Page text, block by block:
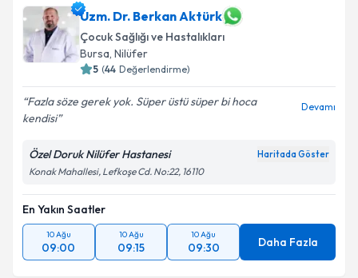
Uzm. Dr. Berkan Aktürk
Çocuk Sağlığı ve Hastalıkları
Bursa, Nilüfer
5 (44 Değerlendirme)
Fazla söze gerek yok. Süper üstü süper bi hoca
kendisi
Devamı
Özel Doruk Nilüfer Hastanesi Haritada Göster
Konak Mahallesi, Lefkoşe Cd. No:22, 16110
En Yakın Saatler
10 Ağu
09:00
10 Ağu
09:15
10 Ağu
09:30 Daha Fazla